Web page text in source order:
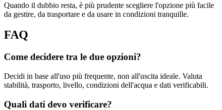
Quando il dubbio resta, è più prudente scegliere l'opzione più facile
da gestire, da trasportare e da usare in condizioni tranquille.
FAQ
Come decidere tra le due opzioni?
Decidi in base all'uso più frequente, non all'uscita ideale. Valuta
stabilità, trasporto, livello, condizioni dell'acqua e dati verificabili.
Quali dati devo verificare?